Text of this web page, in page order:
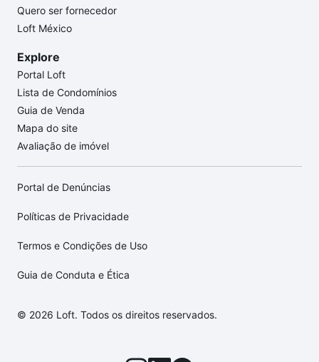
Quero ser fornecedor
Loft México
Explore
Portal Loft
Lista de Condomínios
Guia de Venda
Mapa do site
Avaliação de imóvel
Portal de Denúncias
Políticas de Privacidade
Termos e Condições de Uso
Guia de Conduta e Ética
© 2026 Loft. Todos os direitos reservados.